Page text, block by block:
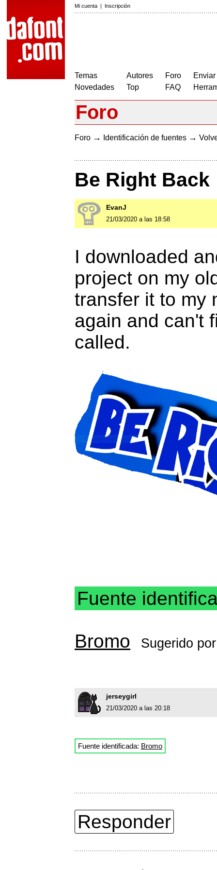
Mi cuenta | Inscripción
Temas
Novedades
Autores
Top
Foro
FAQ
Foro
Foro → Identificación de fuentes →
Be Right Back
EvanJ
21/03/2020 a las 18:58
I downloaded
project on my
transfer it to my
again and can't
called.
Fuente
Bromo Sugerido
jerseygirl
21/03/2020 a las 20:18
Fuente identificada: Bromo
Responder